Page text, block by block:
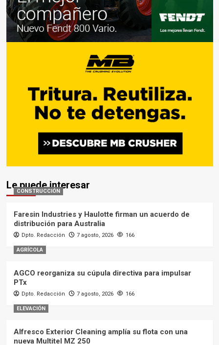
Le puede interesar
CONSTRUCCIÓN
Faresin Industries y Haulotte firman un acuerdo de
distribución para Australia
Dpto. Redacción 7 agosto, 2026 166
AGRÍCOLA
AGCO reorganiza su cúpula directiva para impulsar
PTx
Dpto. Redacción 7 agosto, 2026 166
ELEVACIÓN
Alfresco Exterior Cleaning amplía su flota con una
nueva Multitel MZ 250